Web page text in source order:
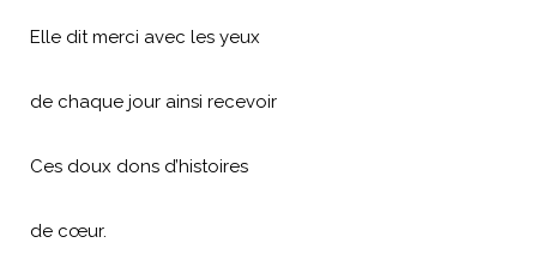
Elle dit merci avec les yeux
de chaque jour ainsi recevoir
Ces doux dons d’histoires
de cœur.